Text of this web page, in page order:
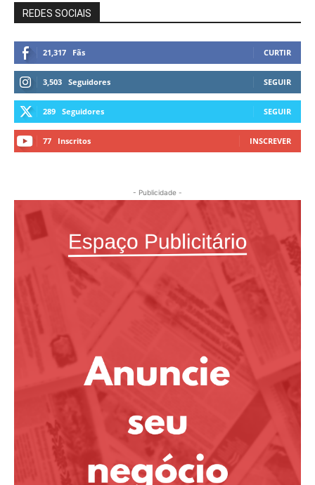
REDES SOCIAIS
21,317 Fãs CURTIR
3,503 Seguidores SEGUIR
289 Seguidores SEGUIR
77 Inscritos INSCREVER
- Publicidade -